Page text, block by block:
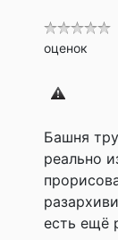
оценок
Башня
реально
есть ещё